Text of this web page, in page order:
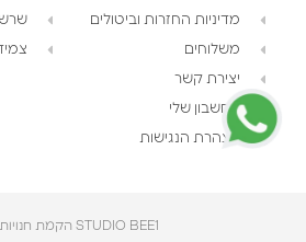
מדיניות החזרות וביטולים
משלוחים
יצירת קשר
החשבון שלי
הצהרת הנגישות
STUDIO BEE1 הקמת חנויות וקידום‎
💬 נחזור אליך בהקדם